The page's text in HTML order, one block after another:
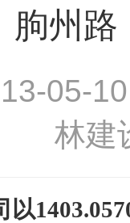
朐州
05-
林建
以